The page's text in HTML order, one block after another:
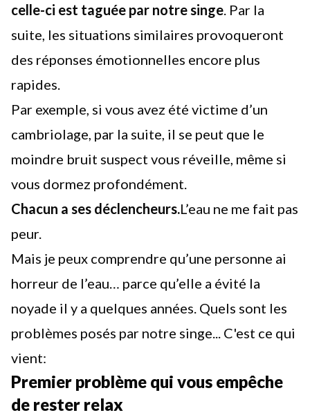
celle-ci est taguée par notre singe . Par la
suite, les situations similaires provoqueront
des réponses émotionnelles encore plus
rapides.
Par exemple, si vous avez été victime d’un
cambriolage, par la suite, il se peut que le
moindre bruit suspect vous réveille, même si
vous dormez profondément.
Chacun a ses déclencheurs.L’eau ne me fait pas
peur.
Mais je peux comprendre qu’une personne ai
horreur de l’eau… parce qu’elle a évité la
noyade il y a quelques années. Quels sont les
problèmes posés par notre singe... C'est ce qui
vient:
Premier problème qui vous empêche
de rester relax